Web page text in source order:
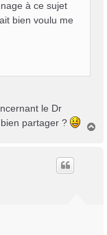
à ce sujet
bien voulu me
le Dr
partager ?